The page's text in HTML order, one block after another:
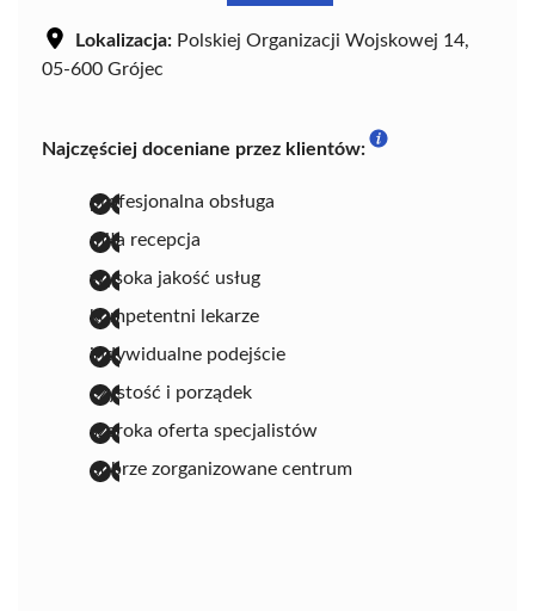
Lokalizacja: Polskiej Organizacji Wojskowej 14,
05-600 Grójec
Najczęściej doceniane przez klientów:
profesjonalna obsługa
miła recepcja
wysoka jakość usług
kompetentni lekarze
indywidualne podejście
czystość i porządek
szeroka oferta specjalistów
dobrze zorganizowane centrum